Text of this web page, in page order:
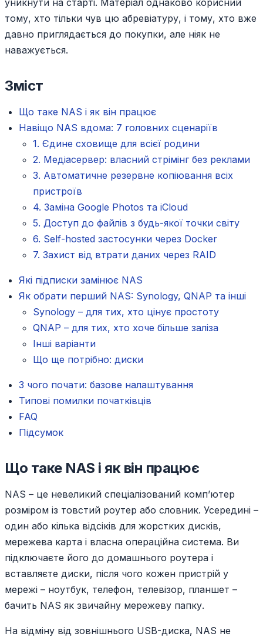
уникнути на старті. Матеріал однаково корисний
тому, хто тільки чув цю абревіатуру, і тому, хто вже
давно приглядається до покупки, але ніяк не
наважується.
Зміст
Що таке NAS і як він працює
Навіщо NAS вдома: 7 головних сценаріїв
1. Єдине сховище для всієї родини
2. Медіасервер: власний стрімінг без реклами
3. Автоматичне резервне копіювання всіх
пристроїв
4. Заміна Google Photos та iCloud
5. Доступ до файлів з будь-якої точки світу
6. Self-hosted застосунки через Docker
7. Захист від втрати даних через RAID
Які підписки замінює NAS
Як обрати перший NAS: Synology, QNAP та інші
Synology – для тих, хто цінує простоту
QNAP – для тих, хто хоче більше заліза
Інші варіанти
Що ще потрібно: диски
З чого почати: базове налаштування
Типові помилки початківців
FAQ
Підсумок
Що таке NAS і як він працює
NAS – це невеликий спеціалізований комп’ютер
розміром із товстий роутер або словник. Усередині –
один або кілька відсіків для жорстких дисків,
мережева карта і власна операційна система. Ви
підключаєте його до домашнього роутера і
вставляєте диски, після чого кожен пристрій у
мережі – ноутбук, телефон, телевізор, планшет –
бачить NAS як звичайну мережеву папку.
На відміну від зовнішнього USB-диска, NAS не